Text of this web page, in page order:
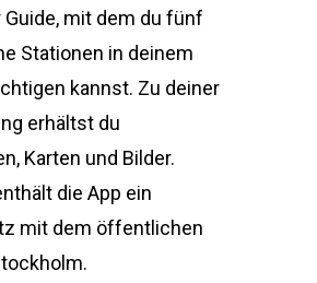
mit dem du fünf
Stationen in deinem
kannst. Zu deiner
erhältst du
Karten und Bilder.
die App ein
mit dem öffentlichen